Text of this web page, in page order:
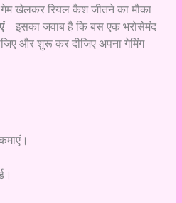
खेलकर रियल कैश जीतने का मौका
– इसका जवाब है कि बस एक भरोसेमंद
और शुरू कर दीजिए अपना गेमिंग